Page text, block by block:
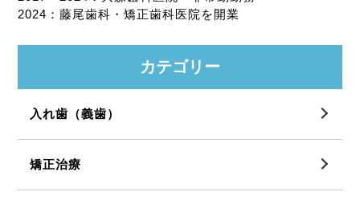
2024：藤尾歯科・矯正歯科医院を開業
カテゴリー
入れ歯（義歯）
矯正治療